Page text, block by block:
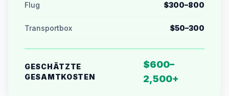
Flug $300–800
Transportbox $50–300
GESCHÄTZTE
GESAMTKOSTEN
$600–
2,500+